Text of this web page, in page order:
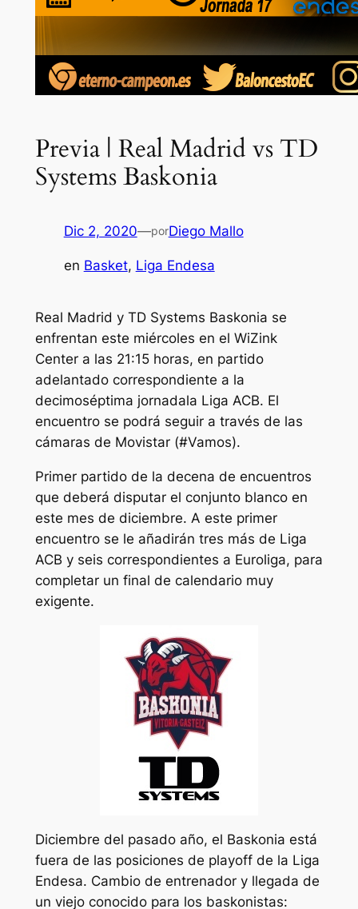
Previa | Real Madrid vs TD
Systems Baskonia
Dic 2, 2020—porDiego Mallo
en Basket, Liga Endesa
Real Madrid y TD Systems Baskonia se
enfrentan este miércoles en el WiZink
Center a las 21:15 horas, en partido
adelantado correspondiente a la
decimoséptima jornadala Liga ACB. El
encuentro se podrá seguir a través de las
cámaras de Movistar (#Vamos).
Primer partido de la decena de encuentros
que deberá disputar el conjunto blanco en
este mes de diciembre. A este primer
encuentro se le añadirán tres más de Liga
ACB y seis correspondientes a Euroliga, para
completar un final de calendario muy
exigente.
Diciembre del pasado año, el Baskonia está
fuera de las posiciones de playoff de la Liga
Endesa. Cambio de entrenador y llegada de
un viejo conocido para los baskonistas: